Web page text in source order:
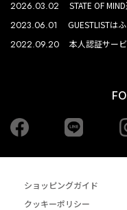
2026.03.02 STATE OF
2023.06.01 GUESTLISTは
2022.09.20 本人認証サー
Facebook
ショッピングガイド
クッキーポリシー